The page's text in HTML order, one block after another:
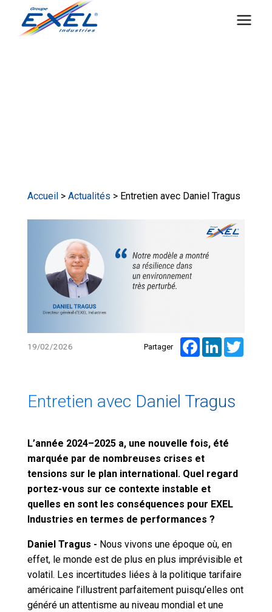
contenu
Accueil> Actualités > Entretien avec Daniel Tragus
19/02/2026 Partager Facebook
LinkedIn
Entretien avec Daniel Tragus
L’année 2024–2025 a, une nouvelle fois, été
marquée par de nombreuses crises et
tensions sur le plan international. Quel regard
portez-vous sur ce contexte instable et
quelles en sont les conséquences pour EXEL
Industries en termes de performances ?
Daniel Tragus - Nous vivons une époque où, en
effet, le monde est de plus en plus imprévisible et
volatil. Les incertitudes liées à la politique tarifaire
américaine l’illustrent parfaitement puisqu’elles ont
généré un attentisme au niveau mondial et une